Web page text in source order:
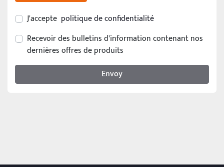
J'accepte politique de confidentialité
Recevoir des bulletins d'information contenant nos
dernières offres de produits
Envoy